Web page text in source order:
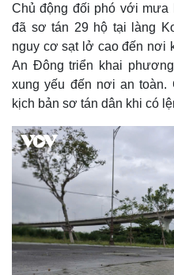
Chủ động đối phó với mưa
đã sơ tán 29 hộ tại làng
nguy cơ sạt lở cao đến nơi
An Đông triển khai
xung yếu đến nơi an
kịch bản sơ tán dân khi có